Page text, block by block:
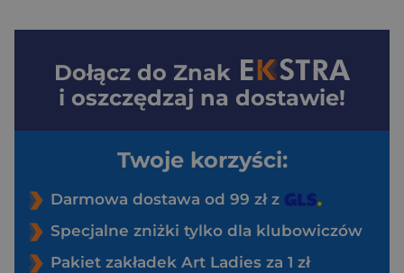
Dołącz do Znak
i oszczędzaj na dostawie!
Twoje korzyści:
Darmowa dostawa od 99 zł z
Specjalne zniżki tylko dla klubowiczów
Pakiet zakładek Art Ladies za 1 zł